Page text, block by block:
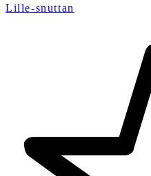
Lille-snuttan